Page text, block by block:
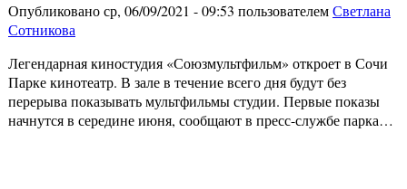
Опубликовано ср, 06/09/2021 - 09:53 пользователемСветлана
Сотникова
Легендарная киностудия «Союзмультфильм» откроет в Сочи
Парке кинотеатр. В зале в течение всего дня будут без
перерыва показывать мультфильмы студии. Первые показы
начнутся в середине июня, сообщают в пресс-службе парка…